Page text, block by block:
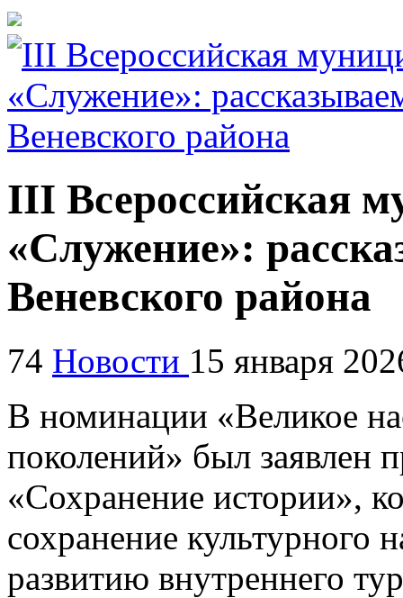
III Всероссийская
«Служение»:
Веневского района
74 Новости 15 января
В номинации «Великое
поколений» был заявлен
«Сохранение истории»,
сохранение культурного
развитию внутреннего